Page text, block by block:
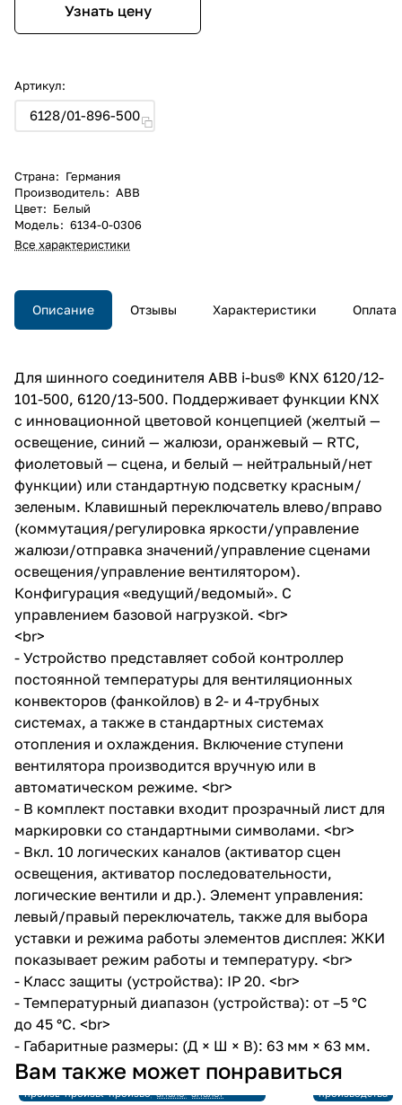
Узнать цену
Артикул:
6128/01-896-500
Страна: Германия
Производитель: ABB
Цвет: Белый
Модель: 6134-0-0306
Все характеристики
Описание Отзывы Характеристики Оплата
Для шинного соединителя ABB i-bus® KNX 6120/12-
101-500, 6120/13-500. Поддерживает функции KNX
с инновационной цветовой концепцией (желтый —
освещение, синий — жалюзи, оранжевый — RTC,
фиолетовый — сцена, и белый — нейтральный/нет
функции) или стандартную подсветку красным/
зеленым. Клавишный переключатель влево/вправо
(коммутация/регулировка яркости/управление
жалюзи/отправка значений/управление сценами
освещения/управление вентилятором).
Конфигурация «ведущий/ведомый». С
управлением базовой нагрузкой. <br>
<br>
- Устройство представляет собой контроллер
постоянной температуры для вентиляционных
конвекторов (фанкойлов) в 2- и 4-трубных
системах, а также в стандартных системах
отопления и охлаждения. Включение ступени
вентилятора производится вручную или в
автоматическом режиме. <br>
- В комплект поставки входит прозрачный лист для
маркировки со стандартными символами. <br>
- Вкл. 10 логических каналов (активатор сцен
освещения, активатор последовательности,
логические вентили и др.). Элемент управления:
левый/правый переключатель, также для выбора
уставки и режима работы элементов дисплея: ЖКИ
показывает режим работы и температуру. <br>
- Класс защиты (устройства): IP 20. <br>
- Температурный диапазон (устройства): от –5 °C
до 45 °C. <br>
- Габаритные размеры: (Д × Ш × В): 63 мм × 63 мм.
Вам также может понравиться
Снято с
Снято с
Снято с
Снято с
производства
Ссылка на
производства
Ссылка на
Снято с